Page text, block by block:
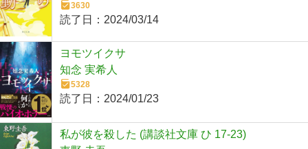
3630
読了日： 2024/03/14
ヨモツイクサ
知念 実希人
5328
読了日： 2024/01/23
私が彼を殺した (講談社文庫 ひ 17-23)